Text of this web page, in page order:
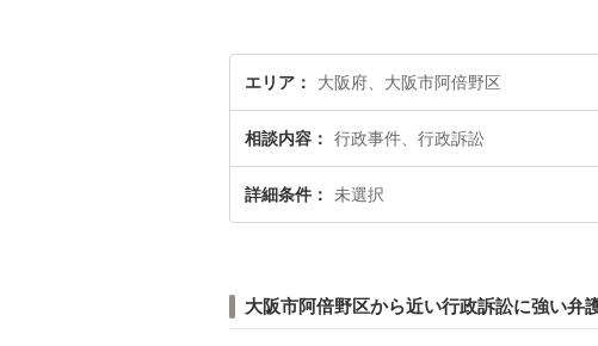
エリア 大阪府、大阪市阿倍野区
相談内容 行政事件、行政訴訟
詳細条件 未選択
大阪市阿倍野区から近い行政訴訟に強い弁